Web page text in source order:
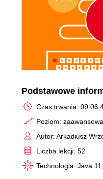
Podstawowe
Czas trwania:
Poziom:
Autor: Arkadiusz
Liczba lekcji: 52
Technologia: Java